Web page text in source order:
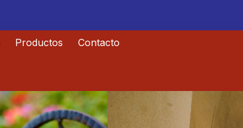
Productos Contacto